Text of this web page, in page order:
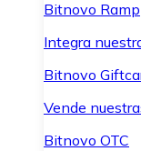
Bitnovo Ramp
Integra
Bitnovo
Vende
Bitnovo OTC